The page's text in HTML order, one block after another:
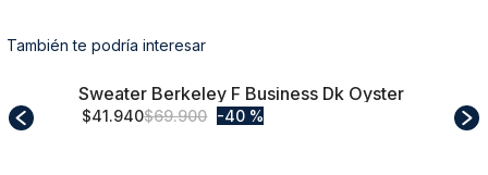
También te podría interesar